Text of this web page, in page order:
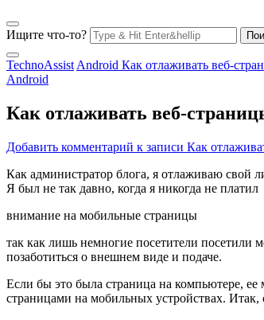
Ищите что-то?
TechnoAssist Android Как отлаживать веб-
Android
Как отлаживать веб-
Добавить комментарий к записи Как
Как администратор блога, я отлаживаю свой
Я был не так давно, когда я никогда не платил
внимание на мобильные страницы
так как лишь немногие посетители посетили
позаботиться о внешнем виде и подаче.
Если бы это была страница на компьютере,
страницами на мобильных устройствах.